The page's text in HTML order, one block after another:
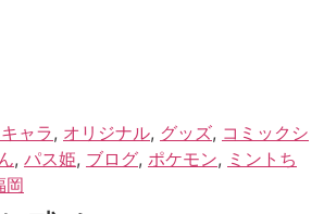
ャラ, オリジナル, グッズ, コミックシ
, パス姫, ブログ, ポケモン, ミントち
岡